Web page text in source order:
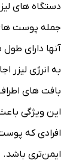
جمله پوست
آنها دارای
به انرژی لیزر
بافت های
افرادی که پوست
ایمن‌تری باشد.